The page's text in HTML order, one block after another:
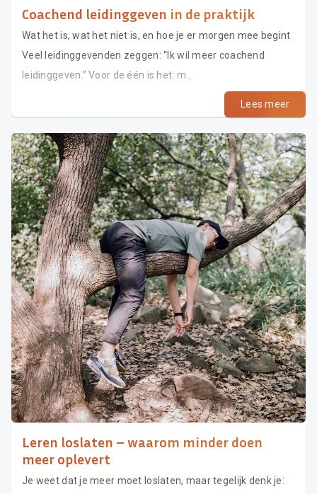
Coachend leidinggeven in de praktijk
Wat het is, wat het niet is, en hoe je er morgen mee begint
Veel leidinggevenden zeggen: “Ik wil meer coachend
leidinggeven.” Voor de één is het: m...
Lees meer
Leren loslaten – waarom minder doen
meer oplevert
Je weet dat je meer moet loslaten, maar tegelijk denk je: